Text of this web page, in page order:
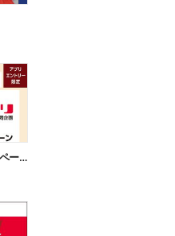
象印 炊飯ジャー ポイントキャンペーン